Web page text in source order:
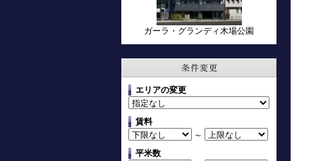
ガーラ・グランディ木場公園
エリアの変更
賃料
～
平米数